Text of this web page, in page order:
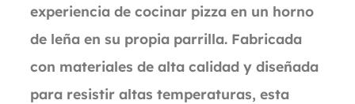
experiencia de cocinar pizza en un horno
de leña en su propia parrilla. Fabricada
con materiales de alta calidad y diseñada
para resistir altas temperaturas, esta